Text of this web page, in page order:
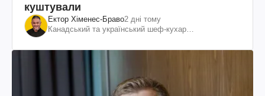
куштували
Ектор Хіменес-Браво2 дні тому
Канадський та український шеф-кухар